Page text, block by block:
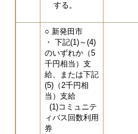
する。
○ 新発田市
・ 下記(1)～(4)
のいずれか（5
千円相当）支
給、または下記
(5)（2千円相
当）支給
(1)コミュニテ
ィバス回数利用
券